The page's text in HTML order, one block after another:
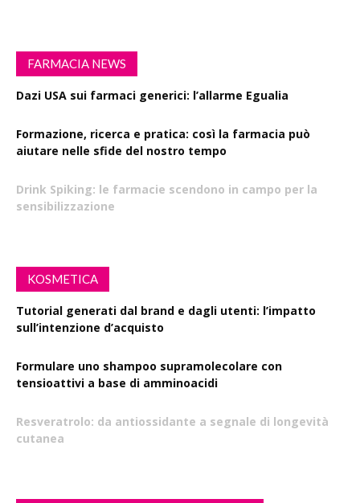
FARMACIA NEWS
Dazi USA sui farmaci generici: l’allarme Egualia
Formazione, ricerca e pratica: così la farmacia può
aiutare nelle sfide del nostro tempo
Drink Spiking: le farmacie scendono in campo per la
sensibilizzazione
KOSMETICA
Tutorial generati dal brand e dagli utenti: l’impatto
sull’intenzione d’acquisto
Formulare uno shampoo supramolecolare con
tensioattivi a base di amminoacidi
Resveratrolo: da antiossidante a segnale di longevità
cutanea